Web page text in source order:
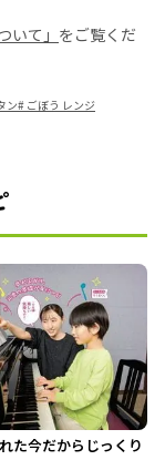
いて」 をご覧くだ
ン# ごぼう レンジ
た今だからじっくり